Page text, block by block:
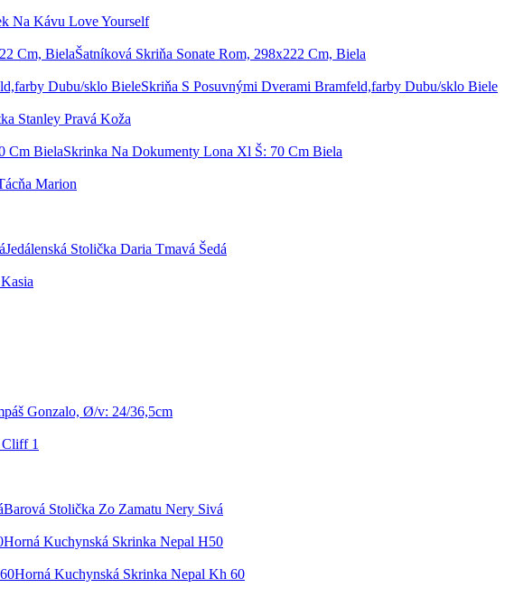
Na Kávu Love Yourself
Šatníková Skriňa Sonate Rom, 298x222 Cm, Biela
Skriňa S Posuvnými Dverami Bramfeld,farby Dubu/sklo Biele
Stanley Pravá Koža
Skrinka Na Dokumenty Lona Xl Š: 70 Cm Biela
Marion
Jedálenská Stolička Daria Tmavá Šedá
Gonzalo, Ø/v: 24/36,5cm
Cliff 1
Barová Stolička Zo Zamatu Nery Sivá
Horná Kuchynská Skrinka Nepal H50
Horná Kuchynská Skrinka Nepal Kh 60